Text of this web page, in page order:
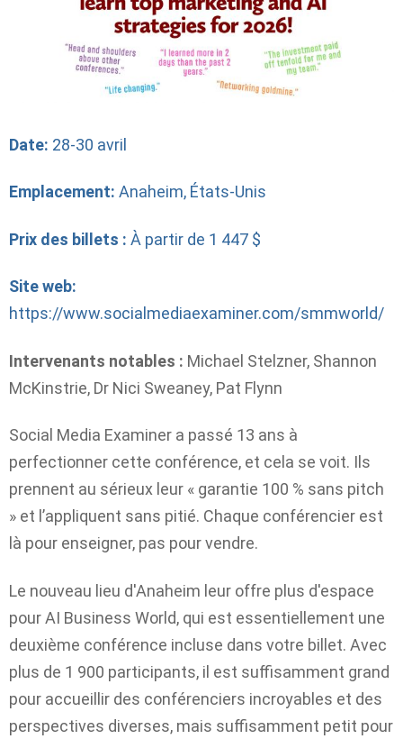
Date: 28-30 avril
Emplacement: Anaheim, États-Unis
Prix ​​des billets : À partir de 1 447 $
Site web:
https://www.socialmediaexaminer.com/smmworld/
Intervenants notables : Michael Stelzner, Shannon
McKinstrie, Dr Nici Sweaney, Pat Flynn
Social Media Examiner a passé 13 ans à
perfectionner cette conférence, et cela se voit. Ils
prennent au sérieux leur « garantie 100 % sans pitch
» et l’appliquent sans pitié. Chaque conférencier est
là pour enseigner, pas pour vendre.
Le nouveau lieu d'Anaheim leur offre plus d'espace
pour AI Business World, qui est essentiellement une
deuxième conférence incluse dans votre billet. Avec
plus de 1 900 participants, il est suffisamment grand
pour accueillir des conférenciers incroyables et des
perspectives diverses, mais suffisamment petit pour